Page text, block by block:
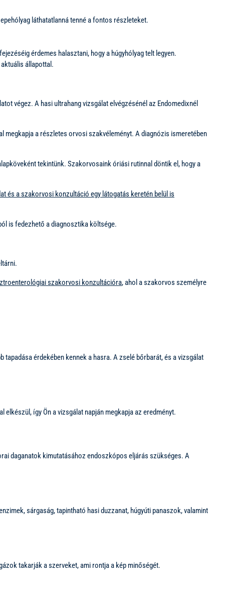
láthatatlanná tenné a fontos részleteket.
érdemes halasztani, hogy a húgyhólyag telt legyen.
állapottal.
végez. A hasi ultrahang vizsgálat elvégzésénél az Endomedixnél
a részletes orvosi szakvéleményt. A diagnózis ismeretében
tekintünk. Szakorvosaink óriási rutinnal döntik el, hogy a
és a szakorvosi konzultáció egy látogatás keretén belül is
is fedezhető a diagnosztika költsége.
szakorvosi konzultációra, ahol a szakorvos személyre
érdekében kennek a hasra. A zselé bőrbarát, és a vizsgálat
így Ön a vizsgálat napján megkapja az eredményt.
daganatok kimutatásához endoszkópos eljárás szükséges. A
sárgaság, tapintható hasi duzzanat, húgyúti panaszok, valamint
takarják a szerveket, ami rontja a kép minőségét.